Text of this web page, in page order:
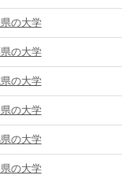
の大学
の大学
の大学
の大学
の大学
の大学